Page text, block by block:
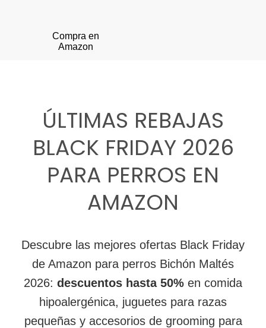
Compra en
Amazon
ÚLTIMAS REBAJAS
BLACK FRIDAY 2026
PARA PERROS EN
AMAZON
Descubre las mejores ofertas Black Friday
de Amazon para perros Bichón Maltés
2026: descuentos hasta 50% en comida
hipoalergénica, juguetes para razas
pequeñas y accesorios de grooming para